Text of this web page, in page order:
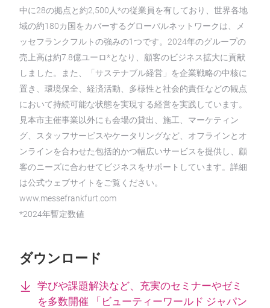
中に28の拠点と約2,500人*の従業員を有しており、世界各地
域の約180カ国をカバーするグローバルネットワークは、メ
ッセフランクフルトの強みの1つです。2024年のグループの
売上高は約7.8億ユーロ*となり、顧客のビジネス拡大に貢献
しました。また、「サステナブル経営」を企業戦略の中核に
置き、環境保全、経済活動、多様性と社会的責任などの観点
において持続可能な状態を実現する経営を実践しています。
見本市主催事業以外にも会場の貸出、施工、マーケティン
グ、スタッフサービスやケータリングなど、オフラインとオ
ンラインを合わせた包括的かつ幅広いサービスを提供し、顧
客のニーズに合わせてビジネスをサポートしています。詳細
は公式ウェブサイトをご覧ください。
www.messefrankfurt.com
*2024年暫定数値
ダウンロード
学びや課題解決など、充実のセミナーやゼミ
を多数開催 「ビューティーワールド ジャパン